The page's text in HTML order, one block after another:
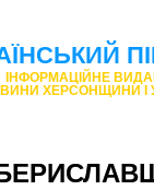
ІНФОРМАЦІЙНЕ
ХЕРСОНЩИНИ І